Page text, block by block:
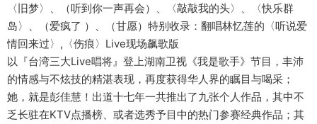
〈旧梦〉、（听到你一声再会）、〈敲敲我的头〉、〈快乐群
岛〉、（爱疯了 ）、（甘愿）特别收录：翻唱林忆莲的〈听说爱
情回来过〉,〈伤痕〉Live现场飙歌版
以『台湾三大Live唱将』登上湖南卫视《我是歌手》节目，丰沛
的情感与不炫技的精湛表现，再度获得华人界的瞩目与喝采；
她，就是彭佳慧！出道十七年一共推出了九张个人作品，其中不
乏长驻在KTV点播榜、或者选秀予目中的热门参赛经典作品；其